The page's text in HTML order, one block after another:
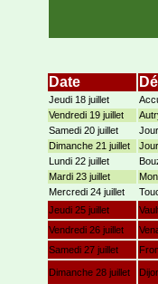
Date
Jeudi 18 juillet
Vendredi 19 juillet
Samedi 20 juillet
Dimanche 21 juillet
Lundi 22 juillet
Mardi 23 juillet
Mercredi 24 juillet
Jeudi 25 juillet
Vendredi 26 juillet
Samedi 27 juillet
Dimanche 28 juillet